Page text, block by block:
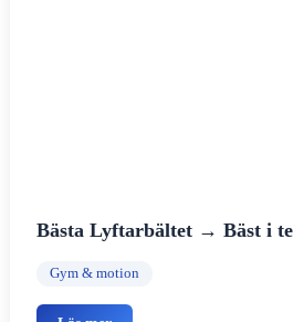
Bästa Lyftarbältet → Bäst i
Gym & motion